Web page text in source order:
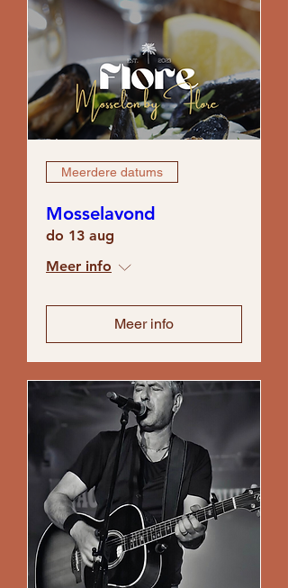
Meerdere datums
Mosselavond
do 13 aug
Meer info
Meer info